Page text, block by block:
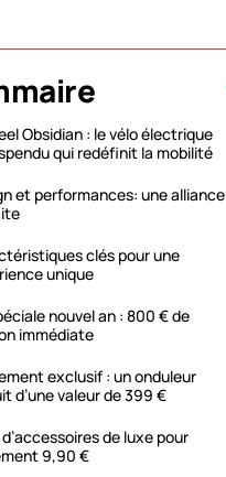
Obsidian : le vélo électrique
qui redéfinit la mobilité
et performances: une alliance
clés pour une
unique
nouvel an : 800 € de
immédiate
exclusif : un onduleur
d’une valeur de 399 €
de luxe pour
9,90 €